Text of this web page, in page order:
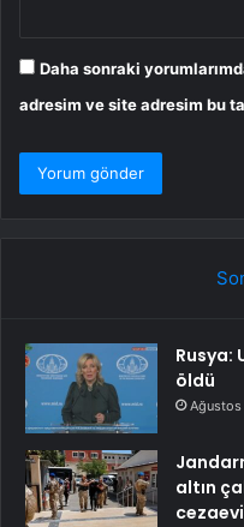
Daha sonraki
adresim ve site adresim bu
Rusya:
öldü
altın